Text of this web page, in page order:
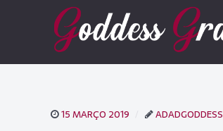
15 MARÇO 2019 ADADGODDESS